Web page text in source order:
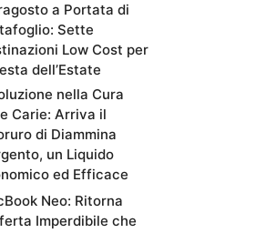
a Portata di
Sette
Low Cost per
dell’Estate
nella Cura
Carie: Arriva il
di Diammina
un Liquido
ed Efficace
Neo: Ritorna
Imperdibile che